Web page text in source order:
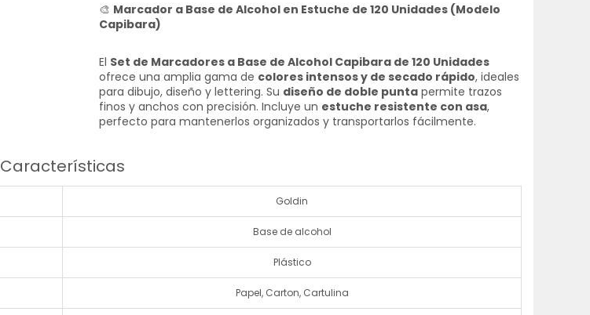
🎨 Marcador a Base de Alcohol en Estuche de 120 Unidades (Modelo
Capibara)
El Set de Marcadores a Base de Alcohol Capibara de 120 Unidades
ofrece una amplia gama de colores intensos y de secado rápido, ideales
para dibujo, diseño y lettering. Su diseño de doble puntapermite trazos
finos y anchos con precisión. Incluye un estuche resistente con asa,
perfecto para mantenerlos organizados y transportarlos fácilmente.
Características
Goldin
Base de alcohol
Plástico
Papel, Carton, Cartulina